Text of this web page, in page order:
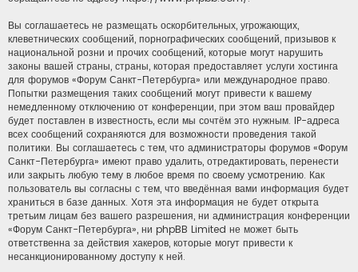
Вы соглашаетесь не размещать оскорбительных, угрожающих,
клеветнических сообщений, порнографических сообщений, призывов к
национальной розни и прочих сообщений, которые могут нарушить
законы вашей страны, страны, которая предоставляет услуги хостинга
для форумов «Форум Санкт-Петербурга» или международное право.
Попытки размещения таких сообщений могут привести к вашему
немедленному отключению от конференции, при этом ваш провайдер
будет поставлен в известность, если мы сочтём это нужным. IP-адреса
всех сообщений сохраняются для возможности проведения такой
политики. Вы соглашаетесь с тем, что администраторы форумов «Форум
Санкт-Петербурга» имеют право удалить, отредактировать, перенести
или закрыть любую тему в любое время по своему усмотрению. Как
пользователь вы согласны с тем, что введённая вами информация будет
храниться в базе данных. Хотя эта информация не будет открыта
третьим лицам без вашего разрешения, ни администрация конференции
«Форум Санкт-Петербурга», ни phpBB Limited не может быть
ответственна за действия хакеров, которые могут привести к
несанкционированному доступу к ней.